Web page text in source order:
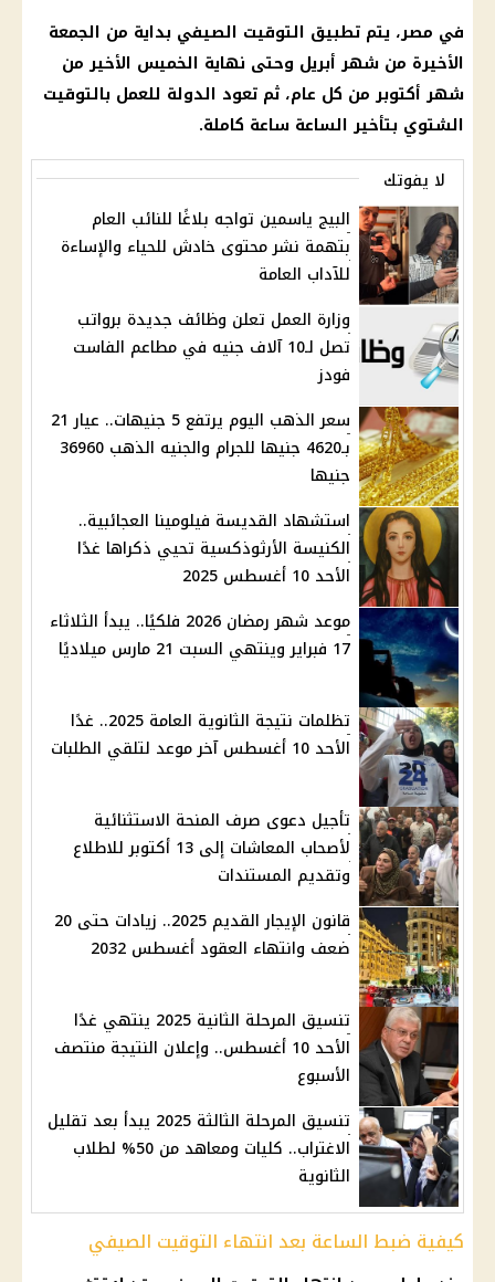
في مصر، يتم تطبيق التوقيت الصيفي بداية من الجمعة
الأخيرة من شهر أبريل وحتى نهاية الخميس الأخير من
شهر أكتوبر من كل عام، ثم تعود الدولة للعمل بالتوقيت
الشتوي بتأخير الساعة ساعة كاملة.
لا يفوتك
البيج ياسمين تواجه بلاغًا للنائب العام
بتهمة نشر محتوى خادش للحياء والإساءة
للآداب العامة
وزارة العمل تعلن وظائف جديدة برواتب
تصل لـ10 آلاف جنيه في مطاعم الفاست
فودز
سعر الذهب اليوم يرتفع 5 جنيهات.. عيار 21
بـ4620 جنيها للجرام والجنيه الذهب 36960
جنيها
استشهاد القديسة فيلومينا العجائبية..
الكنيسة الأرثوذكسية تحيي ذكراها غدًا
الأحد 10 أغسطس 2025
موعد شهر رمضان 2026 فلكيًا.. يبدأ الثلاثاء
17 فبراير وينتهي السبت 21 مارس ميلاديًا
تظلمات نتيجة الثانوية العامة 2025.. غدًا
الأحد 10 أغسطس آخر موعد لتلقي الطلبات
تأجيل دعوى صرف المنحة الاستثنائية
لأصحاب المعاشات إلى 13 أكتوبر للاطلاع
وتقديم المستندات
قانون الإيجار القديم 2025.. زيادات حتى 20
ضعف وانتهاء العقود أغسطس 2032
تنسيق المرحلة الثانية 2025 ينتهي غدًا
الأحد 10 أغسطس.. وإعلان النتيجة منتصف
الأسبوع
تنسيق المرحلة الثالثة 2025 يبدأ بعد تقليل
الاغتراب.. كليات ومعاهد من 50% لطلاب
الثانوية
كيفية ضبط الساعة بعد انتهاء التوقيت الصيفي